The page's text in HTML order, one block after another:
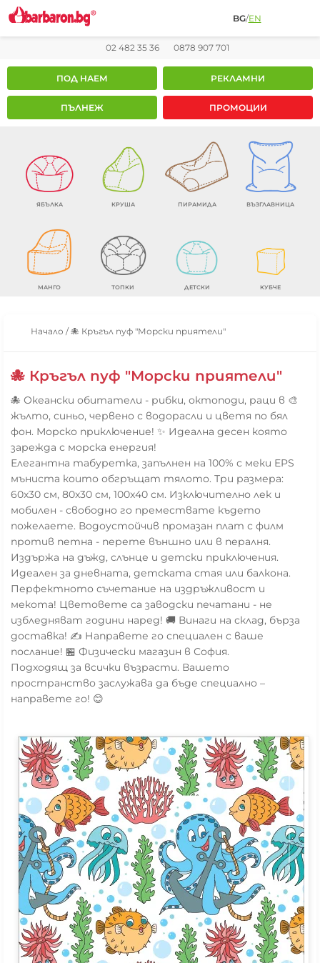
BG/EN
02 482 35 36 0878 907 701
ПОД НАЕМ РЕКЛАМНИ
ПЪЛНЕЖ ПРОМОЦИИ
ЯБЪЛКА КРУША ПИРАМИДА ВЪЗГЛАВНИЦА
МАНГО ТОПКИ ДЕТСКИ КУБЧЕ
Начало /🐙 Кръгъл пуф "Морски приятели"
🐙 Кръгъл пуф "Морски приятели"
🐙 Океански обитатели - рибки, октоподи, раци в 🎨
жълто, синьо, червено с водорасли и цветя по бял
фон. Морско приключение! ✨ Идеална десен която
зарежда с морска енергия!
Елегантна табуретка, запълнен на 100% с меки EPS
мъниста които обгръщат тялото. Три размера:
60x30 см, 80x30 см, 100x40 см. Изключително лек и
мобилен - свободно го премествате където
пожелаете. Водоустойчив промазан плат с филм
против петна - перете външно или в пералня.
Издържа на дъжд, слънце и детски приключения.
Идеален за дневната, детската стая или балкона.
Перфектното съчетание на издръжливост и
мекота! Цветовете са заводски печатани - не
избледняват години наред! 🚚 Винаги на склад, бърза
доставка! ✍️ Направете го специален с ваше
послание! 🏪 Физически магазин в София.
Подходящ за всички възрасти. Вашето
пространство заслужава да бъде специално –
направете го! 😊